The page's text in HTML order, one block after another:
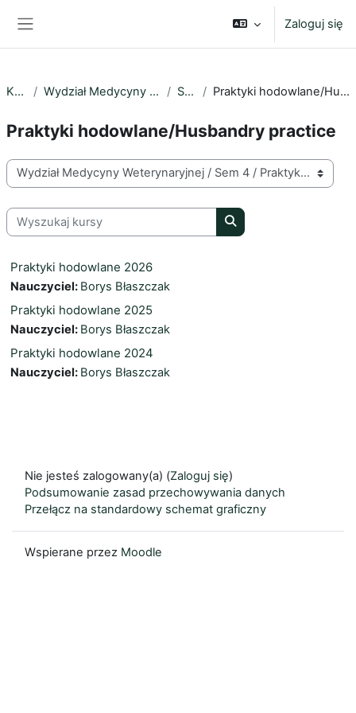
Zaloguj się
Kursy Wydział Medycyny Weterynaryjnej Sem 4 Praktyki hodowlane/Husbandry practice
Praktyki hodowlane/Husbandry practice
Kategorie kursów
Wyszukaj kursy
Wyszukaj kursy
Praktyki hodowlane 2026
Nauczyciel: Borys Błaszczak
Praktyki hodowlane 2025
Nauczyciel: Borys Błaszczak
Praktyki hodowlane 2024
Nauczyciel: Borys Błaszczak
Nie jesteś zalogowany(a) (Zaloguj się)
Podsumowanie zasad przechowywania danych
Przełącz na standardowy schemat graficzny
Wspierane przez Moodle